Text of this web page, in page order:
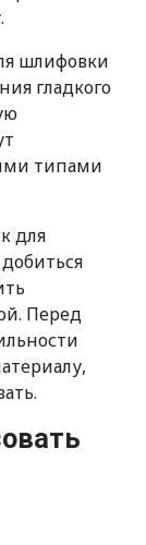
шлифовки
гладкого
типами
для
Перед